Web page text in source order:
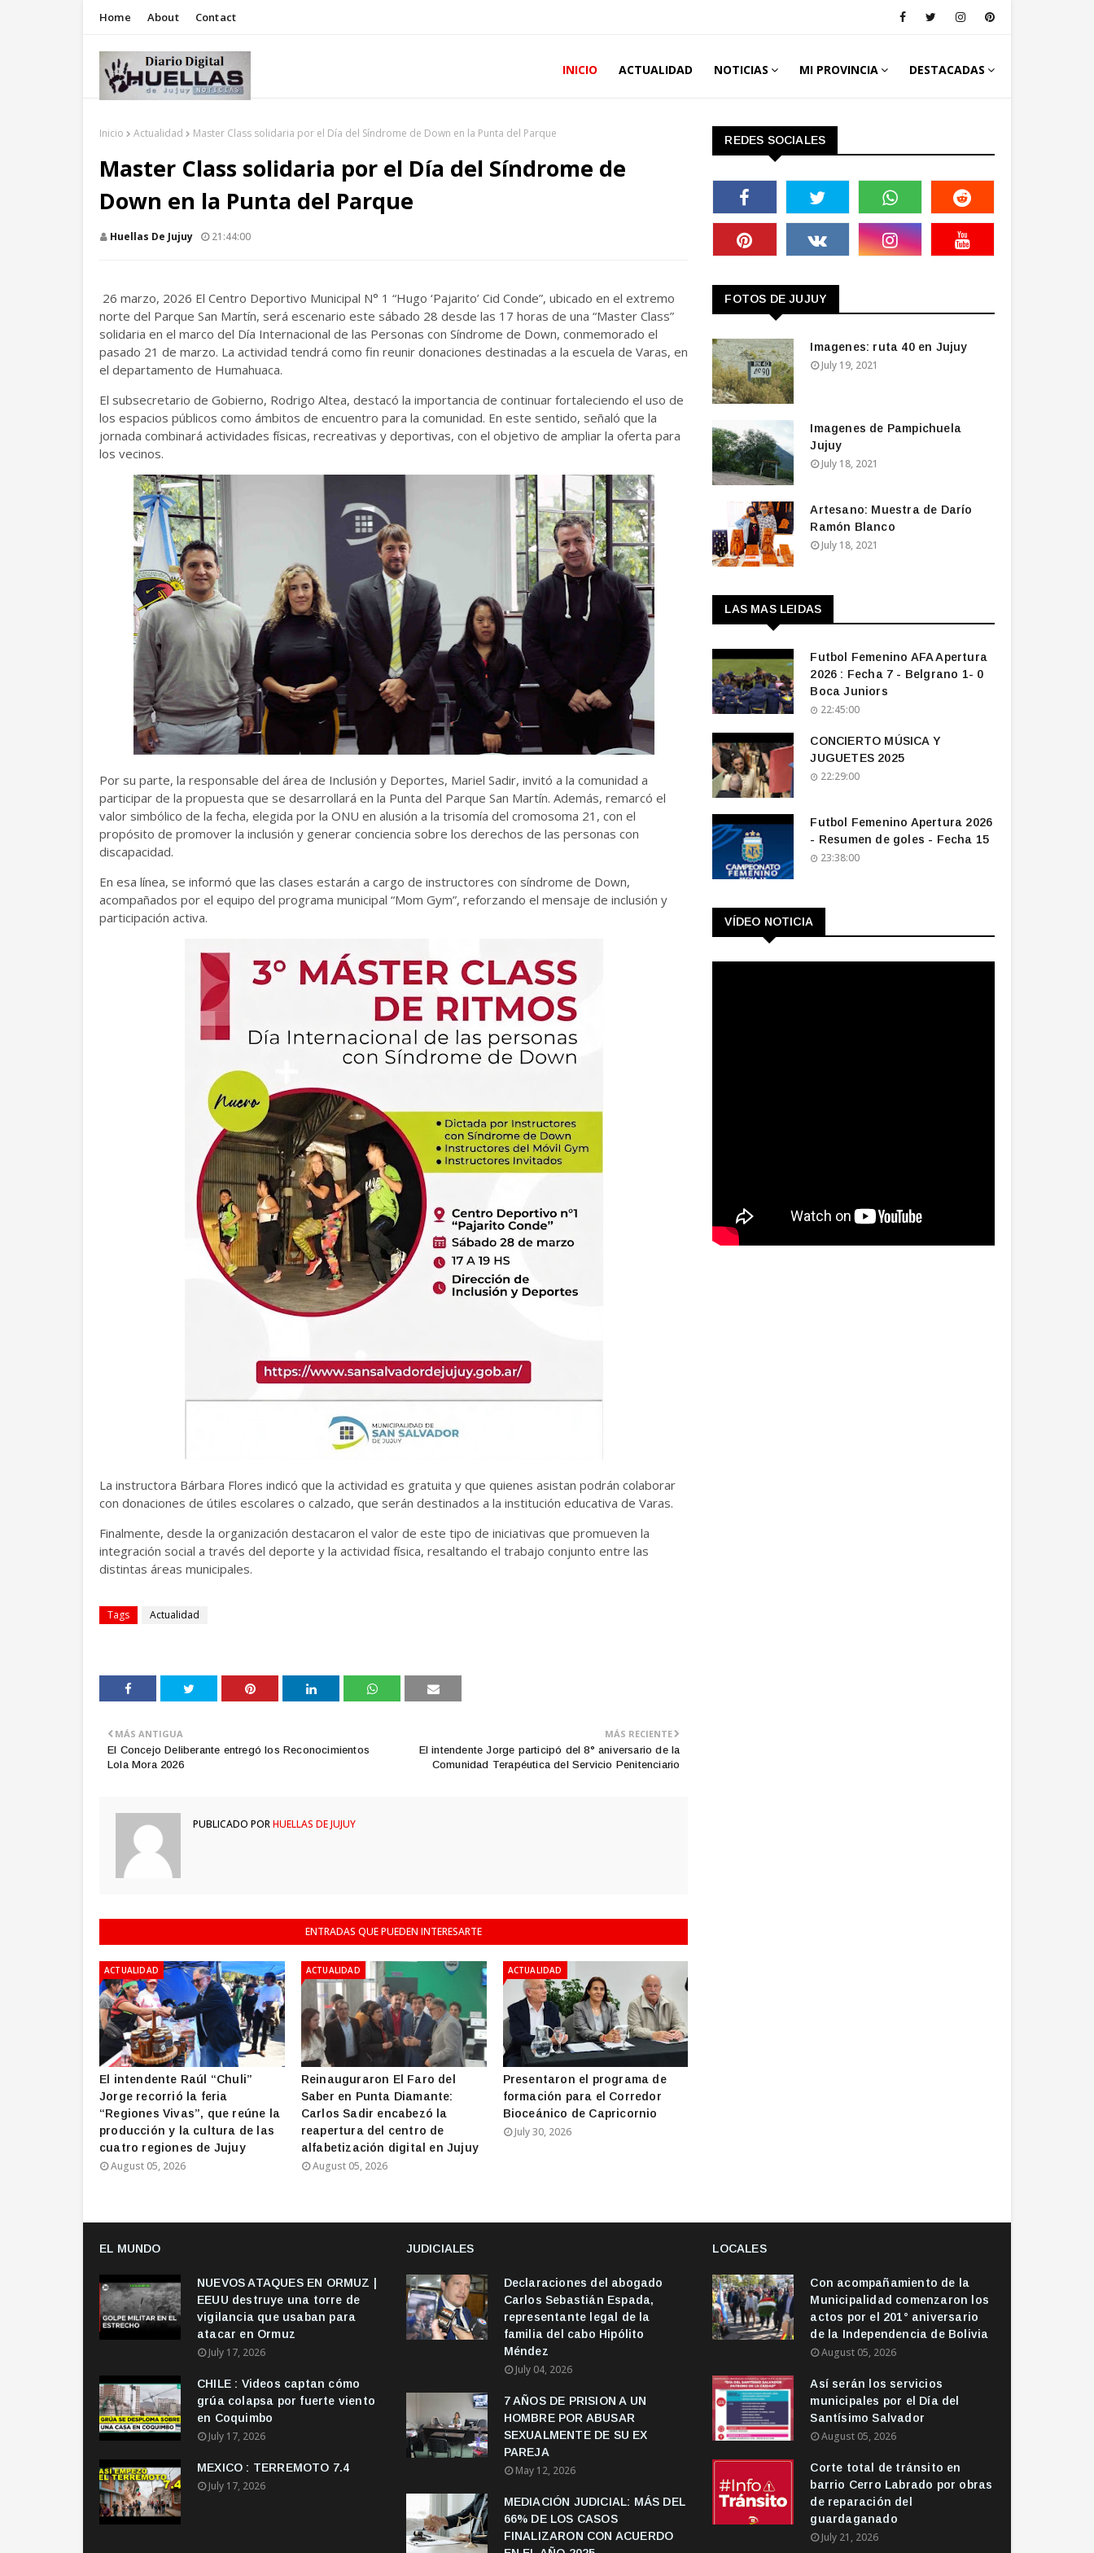
Home About Contact
INICIO ACTUALIDAD NOTICIAS MI PROVINCIA DESTACADAS
Inicio Actualidad Master Class solidaria por el Día del Síndrome de Down en la Punta del Parque
Master Class solidaria por el Día del Síndrome de
Down en la Punta del Parque
Huellas De Jujuy 21:44:00
26 marzo, 2026 El Centro Deportivo Municipal N° 1 “Hugo ‘Pajarito’ Cid Conde”, ubicado en el extremo
norte del Parque San Martín, será escenario este sábado 28 desde las 17 horas de una “Master Class”
solidaria en el marco del Día Internacional de las Personas con Síndrome de Down, conmemorado el
pasado 21 de marzo. La actividad tendrá como fin reunir donaciones destinadas a la escuela de Varas, en
el departamento de Humahuaca.
El subsecretario de Gobierno, Rodrigo Altea, destacó la importancia de continuar fortaleciendo el uso de
los espacios públicos como ámbitos de encuentro para la comunidad. En este sentido, señaló que la
jornada combinará actividades físicas, recreativas y deportivas, con el objetivo de ampliar la oferta para
los vecinos.
Por su parte, la responsable del área de Inclusión y Deportes, Mariel Sadir, invitó a la comunidad a
participar de la propuesta que se desarrollará en la Punta del Parque San Martín. Además, remarcó el
valor simbólico de la fecha, elegida por la ONU en alusión a la trisomía del cromosoma 21, con el
propósito de promover la inclusión y generar conciencia sobre los derechos de las personas con
discapacidad.
En esa línea, se informó que las clases estarán a cargo de instructores con síndrome de Down,
acompañados por el equipo del programa municipal “Mom Gym”, reforzando el mensaje de inclusión y
participación activa.
La instructora Bárbara Flores indicó que la actividad es gratuita y que quienes asistan podrán colaborar
con donaciones de útiles escolares o calzado, que serán destinados a la institución educativa de Varas.
Finalmente, desde la organización destacaron el valor de este tipo de iniciativas que promueven la
integración social a través del deporte y la actividad física, resaltando el trabajo conjunto entre las
distintas áreas municipales.
Tags Actualidad
MÁS RECIENTE
El intendente Jorge participó del 8° aniversario de la
Comunidad Terapéutica del Servicio Penitenciario
MÁS ANTIGUA
El Concejo Deliberante entregó los Reconocimientos
Lola Mora 2026
PUBLICADO PORHUELLAS DE JUJUY
ENTRADAS QUE PUEDEN INTERESARTE
ACTUALIDAD
El intendente Raúl “Chuli”
Jorge recorrió la feria
“Regiones Vivas”, que reúne la
producción y la cultura de las
cuatro regiones de Jujuy
August 05, 2026
ACTUALIDAD
Reinauguraron El Faro del
Saber en Punta Diamante:
Carlos Sadir encabezó la
reapertura del centro de
alfabetización digital en Jujuy
August 05, 2026
ACTUALIDAD
Presentaron el programa de
formación para el Corredor
Bioceánico de Capricornio
July 30, 2026
REDES SOCIALES
FOTOS DE JUJUY
Imagenes: ruta 40 en Jujuy
July 19, 2021
Imagenes de Pampichuela
Jujuy
July 18, 2021
Artesano: Muestra de Darío
Ramón Blanco
July 18, 2021
LAS MAS LEIDAS
Futbol Femenino AFA Apertura
2026 : Fecha 7 - Belgrano 1- 0
Boca Juniors
22:45:00
CONCIERTO MÚSICA Y
JUGUETES 2025
22:29:00
Futbol Femenino Apertura 2026
- Resumen de goles - Fecha 15
23:38:00
VÍDEO NOTICIA
EL MUNDO
NUEVOS ATAQUES EN ORMUZ |
EEUU destruye una torre de
vigilancia que usaban para
atacar en Ormuz
July 17, 2026
CHILE : Videos captan cómo
grúa colapsa por fuerte viento
en Coquimbo
July 17, 2026
MEXICO : TERREMOTO 7.4
July 17, 2026
JUDICIALES
Declaraciones del abogado
Carlos Sebastián Espada,
representante legal de la
familia del cabo Hipólito
Méndez
July 04, 2026
7 AÑOS DE PRISION A UN
HOMBRE POR ABUSAR
SEXUALMENTE DE SU EX
PAREJA
May 12, 2026
MEDIACIÓN JUDICIAL: MÁS DEL
66% DE LOS CASOS
FINALIZARON CON ACUERDO
LOCALES
Con acompañamiento de la
Municipalidad comenzaron los
actos por el 201° aniversario
de la Independencia de Bolivia
August 05, 2026
Así serán los servicios
municipales por el Día del
Santísimo Salvador
August 05, 2026
Corte total de tránsito en
barrio Cerro Labrado por obras
de reparación del
guardaganado
July 21, 2026